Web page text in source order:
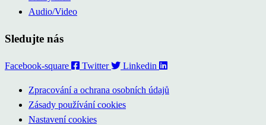
Audio/Video
Sledujte nás
Facebook-square Twitter Linkedin
Zpracování a ochrana osobních údajů
Zásady používání cookies
Nastavení cookies